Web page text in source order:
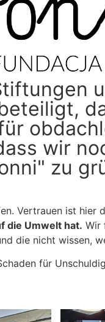
wir
zu
Vertrauen ist
die Umwelt hat. Wir
die nicht wissen,
für